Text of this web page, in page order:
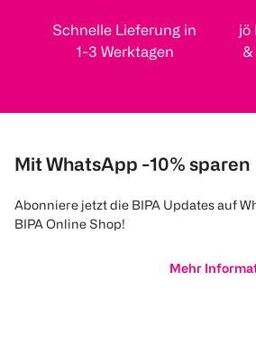
Schnelle Lieferung in
1-3 Werktagen
jö
&
Mit WhatsApp -10% sparen
Abonniere jetzt die BIPA Updates auf
BIPA Online Shop!
Mehr